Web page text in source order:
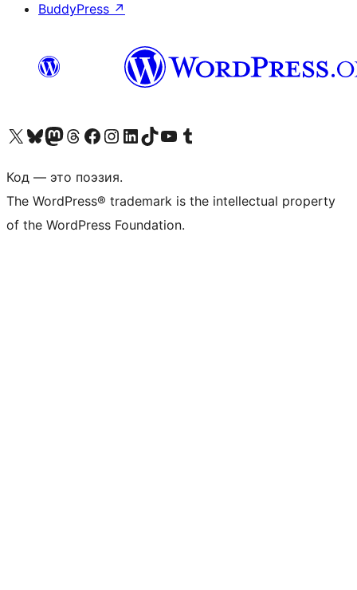
BuddyPress ↗
Посетите нас в X (ранее Twitter)
Посетите нашу учётную запись в Bluesky
Посетите нашу ленту в Mastodon
Посетите нашу учётную запись в Threads
Посетите нашу страницу на Facebook
Посетите наш Instagram
Посетите нашу страницу в LinkedIn
Посетите нашу учётную запись в TikTok
Посетите наш канал YouTube
Посетите нашу учётную запись в Tumblr
Код — это поэзия.
The WordPress® trademark is the intellectual property
of the WordPress Foundation.